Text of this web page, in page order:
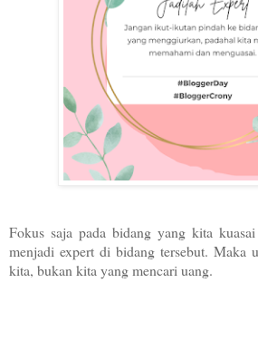
Fokus saja pada bidang yang kita
menjadi expert di bidang tersebut. Maka
kita, bukan kita yang mencari uang.